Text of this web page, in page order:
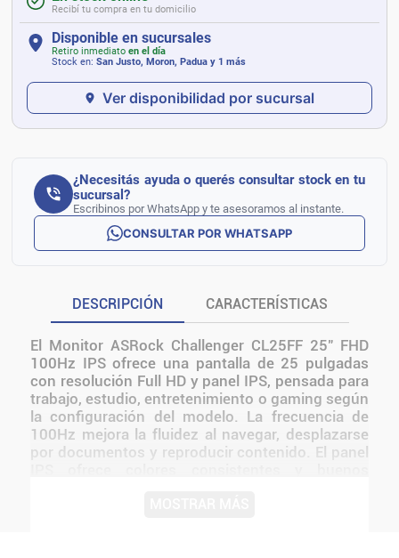
Recibí tu compra en tu domicilio
Disponible en sucursales
Retiro inmediato en el día
Stock en: San Justo, Moron, Padua y 1 más
Ver disponibilidad por sucursal
¿Necesitás ayuda o querés consultar stock en tu
sucursal?
Escribinos por WhatsApp y te asesoramos al instante.
CONSULTAR POR WHATSAPP
DESCRIPCIÓN CARACTERÍSTICAS
El Monitor ASRock Challenger CL25FF 25" FHD
100Hz IPS ofrece una pantalla de 25 pulgadas
con resolución Full HD y panel IPS, pensada para
trabajo, estudio, entretenimiento o gaming según
la configuración del modelo. La frecuencia de
100Hz mejora la fluidez al navegar, desplazarse
por documentos y reproducir contenido. El panel